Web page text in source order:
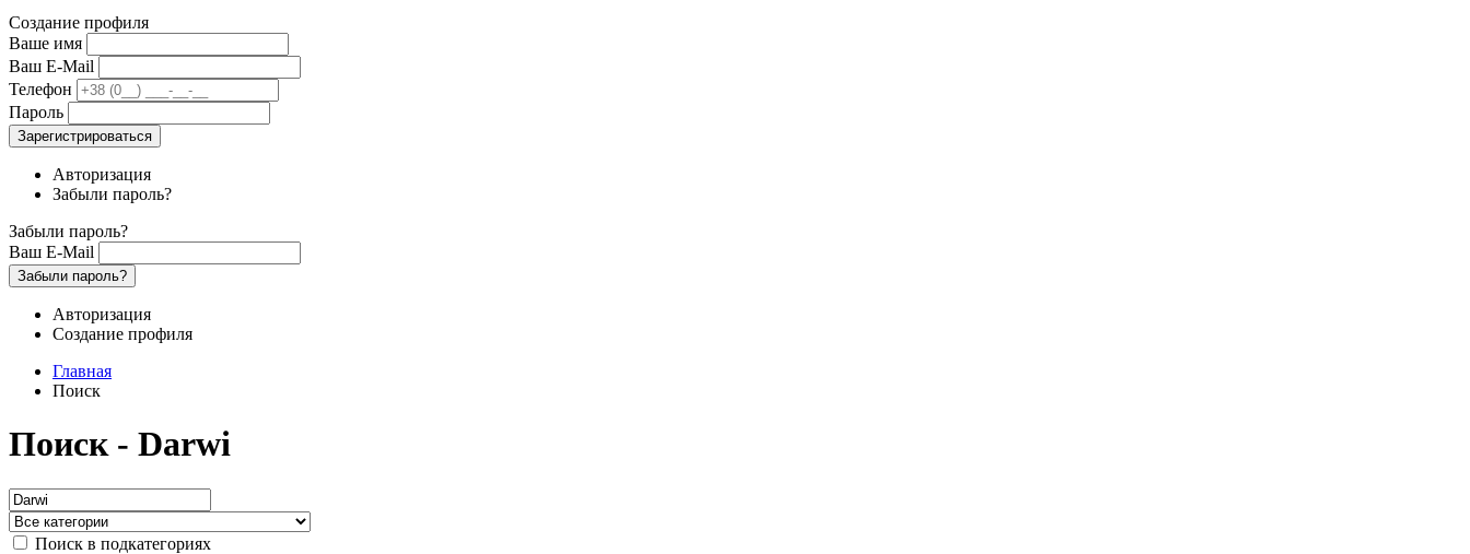
Создание профиля
Ваше имя
Ваш E-Mail
Телефон
Пароль
Зарегистрироваться
Авторизация
Забыли пароль?
Забыли пароль?
Ваш E-Mail
Забыли пароль?
Авторизация
Создание профиля
Главная
Поиск
Поиск - Darwi
Поиск в подкатегориях